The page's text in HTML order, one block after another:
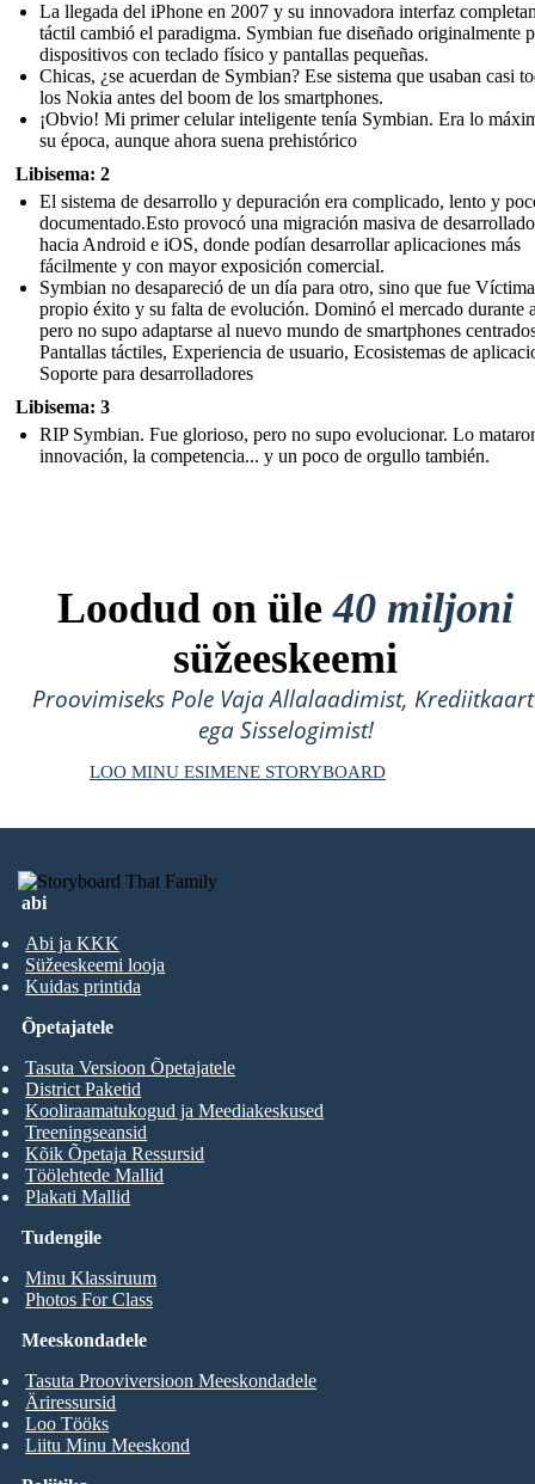
La llegada del iPhone en 2007 y su innovadora interfaz
táctil cambió el paradigma. Symbian fue diseñado originalmente
dispositivos con teclado físico y pantallas pequeñas.
Chicas, ¿se acuerdan de Symbian? Ese sistema que usaban casi
los Nokia antes del boom de los smartphones.
¡Obvio! Mi primer celular inteligente tenía Symbian. Era lo
su época, aunque ahora suena prehistórico
Libisema: 2
El sistema de desarrollo y depuración era complicado, lento y
documentado.Esto provocó una migración masiva de
hacia Android e iOS, donde podían desarrollar aplicaciones más
fácilmente y con mayor exposición comercial.
Symbian no desapareció de un día para otro, sino que fue
propio éxito y su falta de evolución. Dominó el mercado durante
pero no supo adaptarse al nuevo mundo de smartphones
Pantallas táctiles, Experiencia de usuario, Ecosistemas de
Soporte para desarrolladores
Libisema: 3
RIP Symbian. Fue glorioso, pero no supo evolucionar. Lo
innovación, la competencia... y un poco de orgullo también.
Loodud on üle40 miljoni
süžeeskeemi
Proovimiseks Pole Vaja Allalaadimist,
ega Sisselogimist!
LOO MINU ESIMENE STORYBOARD
abi
Abi ja KKK
Süžeeskeemi looja
Kuidas printida
Tudengile
Minu Klassiruum
Photos For Class
Õpetajatele
Tasuta Versioon Õpetajatele
District Paketid
Kooliraamatukogud ja Meediakeskused
Treeningseansid
Kõik Õpetaja Ressursid
Töölehtede Mallid
Plakati Mallid
Meeskondadele
Tasuta Prooviversioon Meeskondadele
Äriressursid
Loo Tööks
Liitu Minu Meeskond